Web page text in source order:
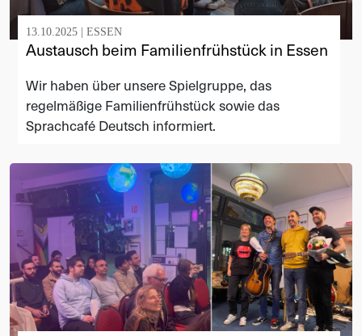
13.10.2025 | ESSEN
Austausch beim Familienfrühstück in Essen
Wir haben über unsere Spielgruppe, das
regelmäßige Familienfrühstück sowie das
Sprachcafé Deutsch informiert.